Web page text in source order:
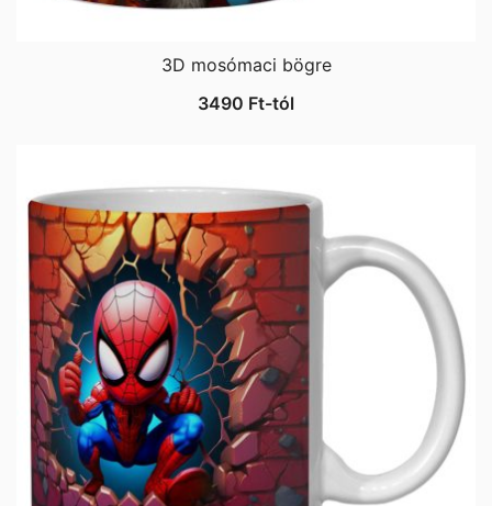
3D mosómaci bögre
3490 Ft-tól